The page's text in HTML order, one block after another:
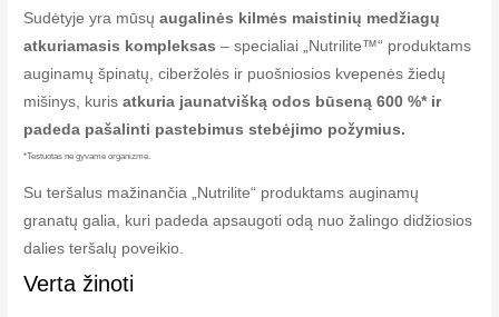
Sudėtyje yra mūsųaugalinės kilmės maistinių medžiagų
atkuriamasis kompleksas – specialiai „Nutrilite™“ produktams
auginamų špinatų, ciberžolės ir puošniosios kvepenės žiedų
mišinys, kurisatkuria jaunatvišką odos būseną 600 %* ir
padeda pašalinti pastebimus stebėjimo požymius.
*Testuotas ne gyvame organizme.
Su teršalus mažinančia „Nutrilite“ produktams auginamų
granatų galia, kuri padeda apsaugoti odą nuo žalingo didžiosios
dalies teršalų poveikio.
Verta žinoti